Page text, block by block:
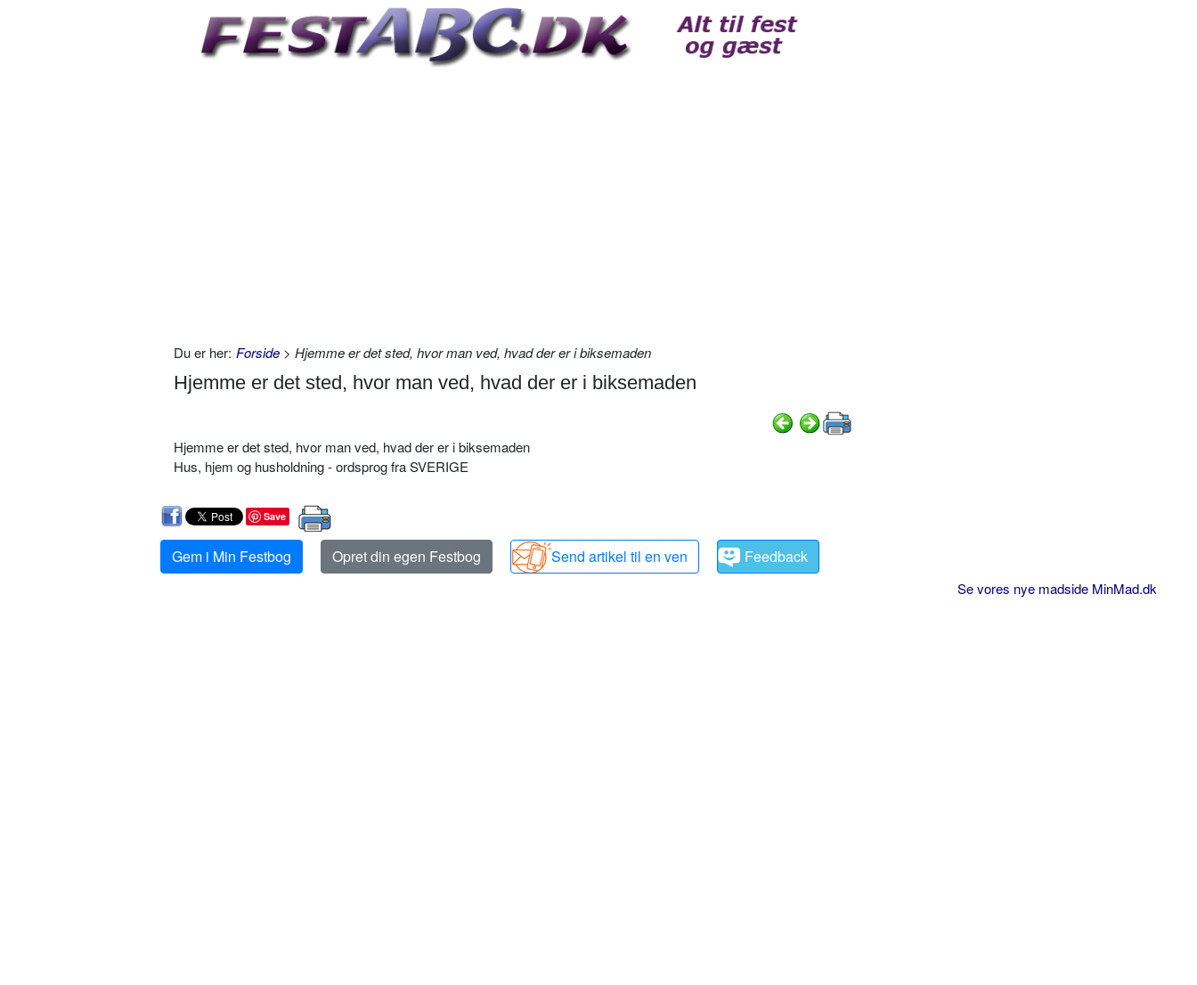
Du er her: Forside > Hjemme er det sted, hvor man ved, hvad der er i biksemaden
Hjemme er det sted, hvor man ved, hvad der er i biksemaden
Hjemme er det sted, hvor man ved, hvad der er i biksemaden
Hus, hjem og husholdning - ordsprog fra SVERIGE
Save
Gem i Min Festbog Opret din egen Festbog Send artikel til en ven Feedback
Se vores nye madside MinMad.dk